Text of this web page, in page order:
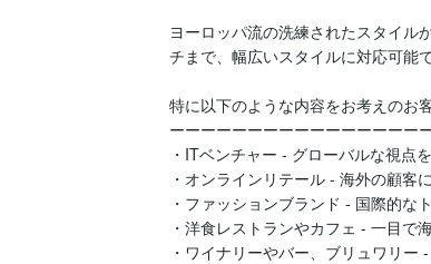
ヨーロッパ流の洗練されたスタイル
チまで、幅広いスタイルに対応可能で
特に以下のような内容をお考えのお
ーーーーーーーーーーーーーーーー
・ITベンチャー - グローバルな視点
・オンラインリテール - 海外の顧客
・ファッションブランド - 国際的な
・洋食レストランやカフェ - 一目で
・ワイナリーやバー、ブリュワリ